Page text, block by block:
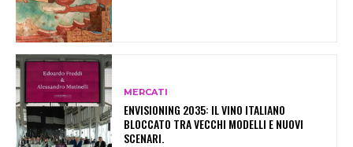
MERCATI
ENVISIONING 2035: IL VINO ITALIANO
BLOCCATO TRA VECCHI MODELLI E NUOVI
SCENARI.